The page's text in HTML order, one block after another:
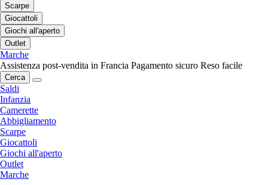
Scarpe
Giocattoli
Giochi all'aperto
Outlet
Marche
Assistenza post-vendita in Francia Pagamento sicuro Reso facile
Cerca
Saldi
Infanzia
Camerette
Abbigliamento
Scarpe
Giocattoli
Giochi all'aperto
Outlet
Marche